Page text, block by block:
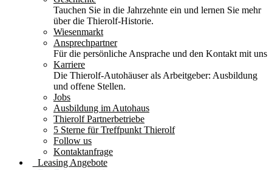
Tauchen Sie in die Jahrzehnte ein und lernen Sie mehr
über die Thierolf-Historie.
Wiesenmarkt
Ansprechpartner
Für die persönliche Ansprache und den Kontakt mit uns
Karriere
Die Thierolf-Autohäuser als Arbeitgeber: Ausbildung
und offene Stellen.
Jobs
Ausbildung im Autohaus
Thierolf Partnerbetriebe
5 Sterne für Treffpunkt Thierolf
Follow us
Kontaktanfrage
Leasing Angebote